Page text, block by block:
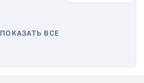
ПОКАЗАТЬ ВСЕ